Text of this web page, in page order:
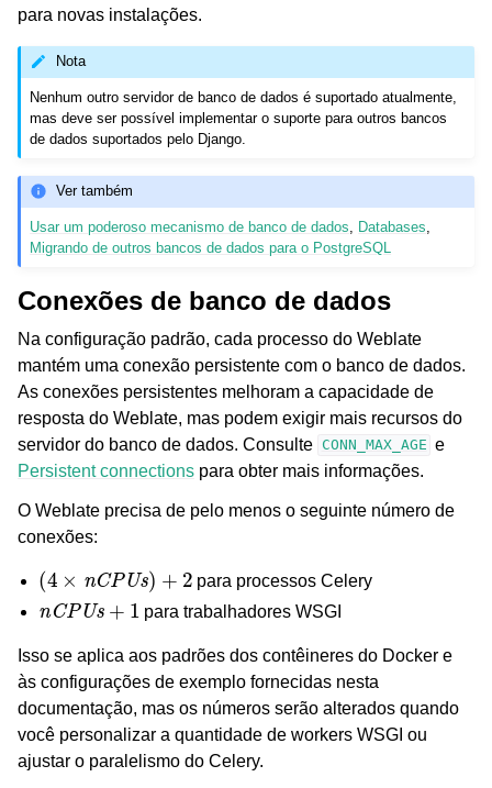
para novas instalações.
Nota
Nenhum outro servidor de banco de dados é suportado atualmente,
mas deve ser possível implementar o suporte para outros bancos
de dados suportados pelo Django.
Ver também
Usar um poderoso mecanismo de banco de dados Databases
Migrando de outros bancos de dados para o PostgreSQL
Conexões de banco de dados
Na configuração padrão, cada processo do Weblate
mantém uma conexão persistente com o banco de dados.
As conexões persistentes melhoram a capacidade de
resposta do Weblate, mas podem exigir mais recursos do
servidor do banco de dados. Consulte CONN_MAX_AGE e
Persistent connections para obter mais informações.
O Weblate precisa de pelo menos o seguinte número de
conexões:
( 4 nCPUs) +
para processos Celery
nCPUs 1
para trabalhadores WSGI
Isso se aplica aos padrões dos contêineres do Docker e
às configurações de exemplo fornecidas nesta
documentação, mas os números serão alterados quando
você personalizar a quantidade de workers WSGI ou
ajustar o paralelismo do Celery.